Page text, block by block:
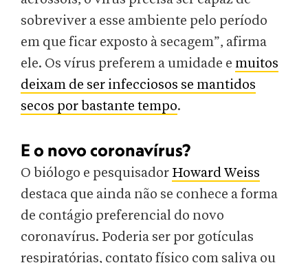
sobreviver a esse ambiente pelo período
em que ficar exposto à secagem”, afirma
ele. Os vírus preferem a umidade e muitos
deixam de ser infecciosos se mantidos
secos por bastante tempo.
E o novo coronavírus?
O biólogo e pesquisador Howard Weiss
destaca que ainda não se conhece a forma
de contágio preferencial do novo
coronavírus. Poderia ser por gotículas
respiratórias, contato físico com saliva ou